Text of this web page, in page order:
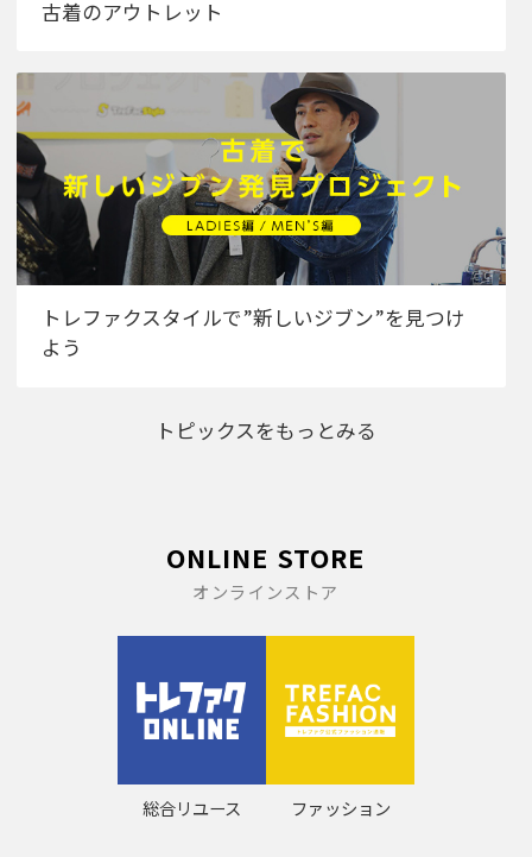
古着のアウトレット
トレファクスタイルで”新しいジブン”を見つけ
よう
トピックスをもっとみる
ONLINE STORE
オンラインストア
総合リユース ファッション